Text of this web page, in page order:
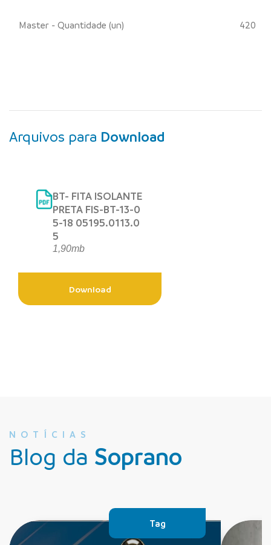
Master - Quantidade (un) 420
Arquivos para Download
BT- FITA ISOLANTE
PRETA FIS-BT-13-0
5-18 05195.0113.0
5
1,90mb
Download
NOTÍCIAS
Blog da Soprano
Tag